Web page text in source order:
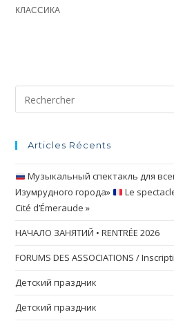
КЛАССИКА
Articles Récents
Музыкальный спектакль для
Изумрудного города»
Le
Cité d’Émeraude »
НАЧАЛО ЗАНЯТИЙ • RENTRÉE 2026
FORUMS DES ASSOCIATIONS /
Детский праздник
Детский праздник